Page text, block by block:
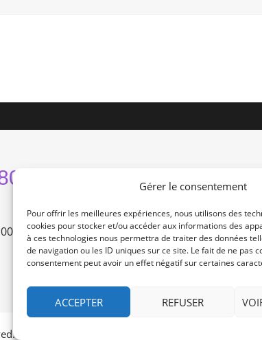
Gérer le consentement
Pour offrir les meilleures expériences, nous utilisons des
cookies pour stocker et/ou accéder aux informations des
à ces technologies nous permettra de traiter des données
de navigation ou les ID uniques sur ce site. Le fait de ne pas
consentement peut avoir un effet négatif sur certaines
ACCEPTER REFUSER
Non
contact@re-konekt.fr
/
/